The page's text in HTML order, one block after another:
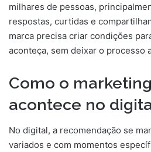
milhares de pessoas,
respostas, curtidas e
marca precisa criar condições
aconteça, sem deixar o processo
Como o
acontece no
No digital, a recomendação se
variados e com momentos